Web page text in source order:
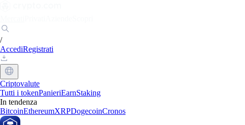
/
AccediRegistrati
Criptovalute
Tutti i tokenPanieriEarnStaking
In tendenza
BitcoinEthereumXRPDogecoinCronos